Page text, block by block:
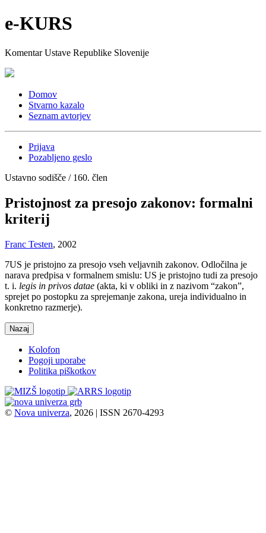
e-KURS
Komentar Ustave Republike Slovenije
Domov
Stvarno kazalo
Seznam avtorjev
Prijava
Pozabljeno geslo
Ustavno sodišče / 160. člen
Pristojnost za presojo zakonov: formalni
kriterij
Franc Testen, 2002
7US je pristojno za presojo vseh veljavnih zakonov. Odločilna je
narava predpisa v formalnem smislu: US je pristojno tudi za presojo
t. i. legis in privos datae (akta, ki v obliki in z nazivom “zakon”,
sprejet po postopku za sprejemanje zakona, ureja individualno in
konkretno razmerje).
Nazaj
Kolofon
Pogoji uporabe
Politika piškotkov
© Nova univerza, 2026 | ISSN 2670-4293